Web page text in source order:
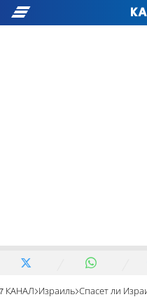
7 КАНАЛ Израиль Спасет ли